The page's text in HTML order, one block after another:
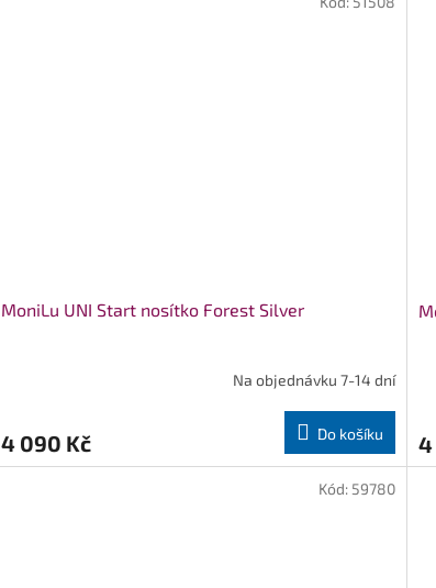
MoniLu UNI Start nosítko Forest Silver
Na objednávku 7-14 dní
4 090 Kč Do košíku 4
Kód: 59780